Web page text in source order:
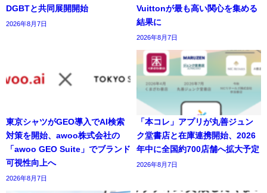
DGBTと共同展開開始
2026年8月7日
Vuittonが最も高い関心を集める
結果に
2026年8月7日
東京シャツがGEO導入でAI検索
対策を開始、awoo株式会社の
「awoo GEO Suite」でブランド
可視性向上へ
2026年8月7日
「本コレ」アプリが丸善ジュン
ク堂書店と在庫連携開始、2026
年中に全国約700店舗へ拡大予定
2026年8月7日